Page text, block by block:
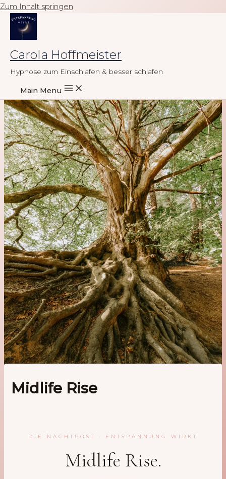
Zum Inhalt springen
Carola Hoffmeister
Hypnose zum Einschlafen & besser schlafen
Main Menu
Midlife Rise
DIE NACHTPOST · ENTSPANNUNG WIRKT
Midlife Rise.